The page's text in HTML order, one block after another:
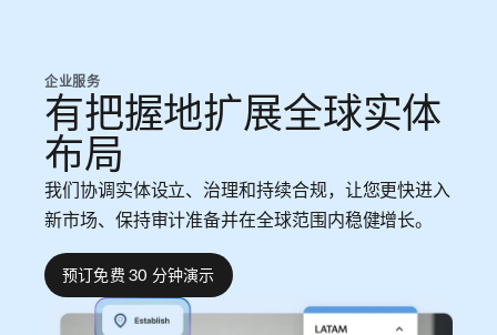
企业服务
有把握地扩展全球实体
布局
我们协调实体设立、治理和持续合规，让您更快进入
新市场、保持审计准备并在全球范围内稳健增长。
预订免费 30 分钟演示